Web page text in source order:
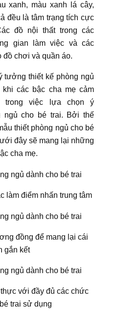
xanh, màu xanh lá cây,
đều là tâm trạng tích cực
đồ nội thất trong các
gian làm việc và các
đồ chơi và quần áo.
tưởng thiết kế phòng ngủ
các bậc cha mẹ cảm
trong việc lựa chọn ý
ngủ cho bé trai. Bởi thế
thiết phòng ngủ cho bé
đây sẽ mang lại những
cha mẹ.
làm điểm nhấn trung tâm
đồng để mang lại cái
gắn kết
với đầy đủ các chức
trai sử dụng